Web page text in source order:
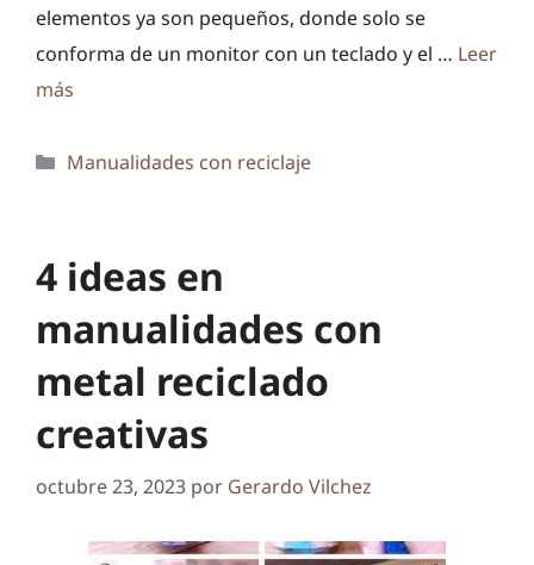
elementos ya son pequeños, donde solo se
conforma de un monitor con un teclado y el … Leer
más
Categorías
Manualidades con reciclaje
4 ideas en
manualidades con
metal reciclado
creativas
octubre 23, 2023 por Gerardo Vilchez